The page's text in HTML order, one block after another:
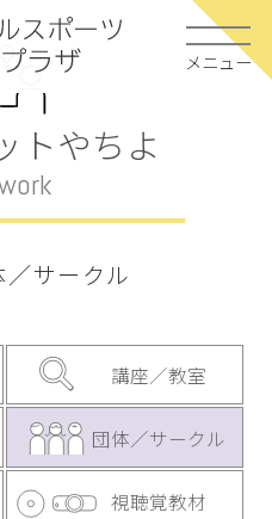
メニュー
トやちよ
／サークル
講座／教室
団体／サークル
視聴覚教材